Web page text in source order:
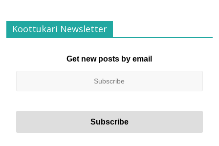
Koottukari Newsletter
Get new posts by email